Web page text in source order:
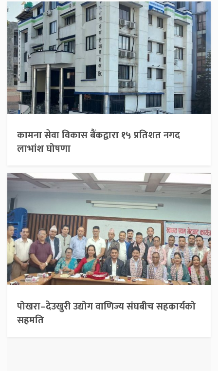
कामना सेवा विकास बैंकद्वारा १५ प्रतिशत नगद
लाभांश घोषणा
पोखरा–देउखुरी उद्योग वाणिज्य संघबीच सहकार्यको
सहमति